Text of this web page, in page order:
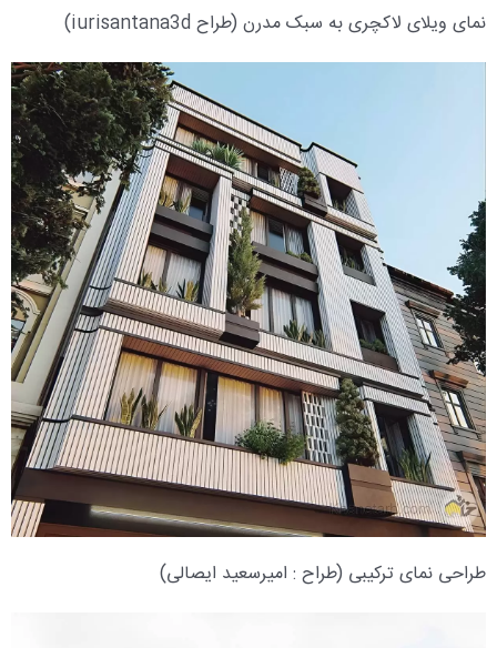
نمای ویلای لاکچری به سبک مدرن (طراح iurisantana3d)
طراحی نمای ترکیبی (طراح : امیرسعید ایصالی)